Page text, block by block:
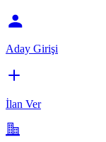
Aday Girişi
İlan Ver